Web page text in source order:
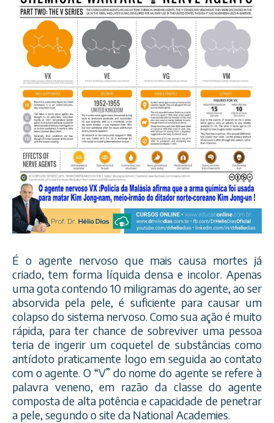
É o agente nervoso que mais causa mortes já
criado, tem forma líquida densa e incolor. Apenas
uma gota contendo 10 miligramas do agente, ao ser
absorvida pela pele, é suficiente para causar um
colapso do sistema nervoso. Como sua ação é muito
rápida, para ter chance de sobreviver uma pessoa
teria de ingerir um coquetel de substâncias como
antídoto praticamente logo em seguida ao contato
com o agente. O “V” do nome do agente se refere à
palavra veneno, em razão da classe do agente
composta de alta potência e capacidade de penetrar
a pele, segundo o site da National Academies.